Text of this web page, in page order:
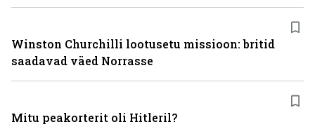
Winston Churchilli lootusetu missioon: britid
saadavad väed Norrasse
Mitu peakorterit oli Hitleril?